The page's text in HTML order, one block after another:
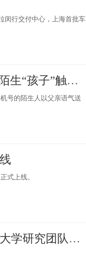
闵行交付中心，上海首批车
生“孩子”触动
想我爸妈……
号的陌生人以父亲语气送
式上线。
学研究团队关